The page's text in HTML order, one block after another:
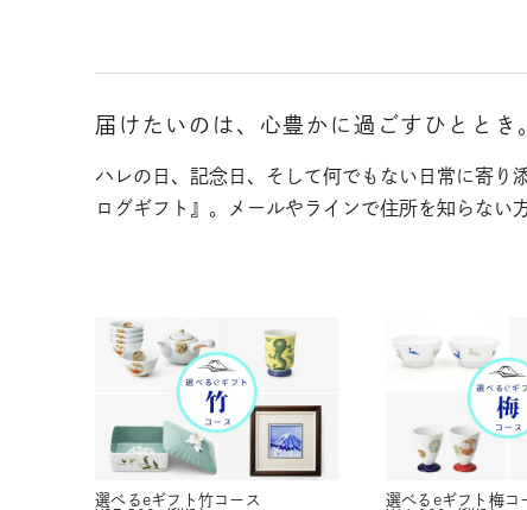
届けたいのは、心豊かに過ごすひととき
ハレの日、記念日、そして何でもない日常に寄り
ログギフト』。メールやラインで住所を知らない
選べるeギフト 竹コース 選べるeギフト 梅コ